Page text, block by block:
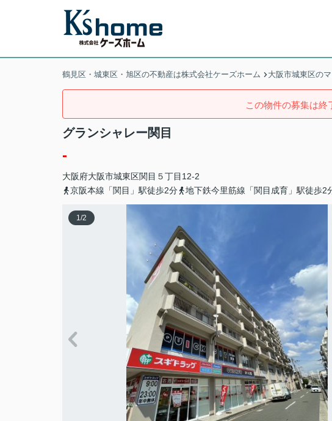
鶴見区・城東区・旭区の不動産は株式会社ケーズホーム 大阪市城東区の
この物件の募集は終
グランシャレー関目
-
大阪府大阪市城東区関目 ５丁目12-2
京阪本線「関目」駅徒歩2分
地下鉄今里筋線「関目成育」駅徒歩2
1/2